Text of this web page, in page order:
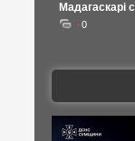
Мадагаскарі
0